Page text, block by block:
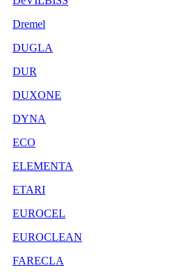
Dremel
DUGLA
DUR
DUXONE
DYNA
ECO
ELEMENTA
ETARI
EUROCEL
EUROCLEAN
FARECLA